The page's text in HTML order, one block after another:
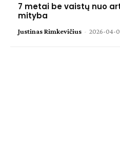
7 metai be vaistų nuo
mityba
Justinas Rimkevičius - 2026-04-